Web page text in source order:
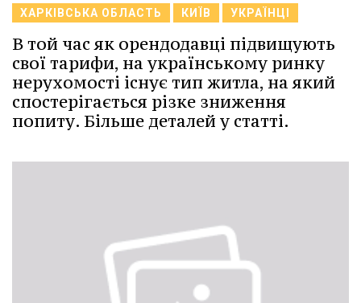
ХАРКІВСЬКА ОБЛАСТЬ КИЇВ УКРАЇНЦІ
В той час як орендодавці підвищують
свої тарифи, на українському ринку
нерухомості існує тип житла, на який
спостерігається різке зниження
попиту. Більше деталей у статті.